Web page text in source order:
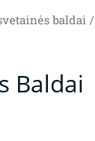
baldai/
Baldai